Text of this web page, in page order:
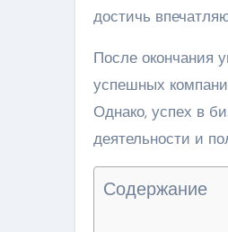
достичь
После окончания
успешных
Однако, успех в
деятельности и
Содержание